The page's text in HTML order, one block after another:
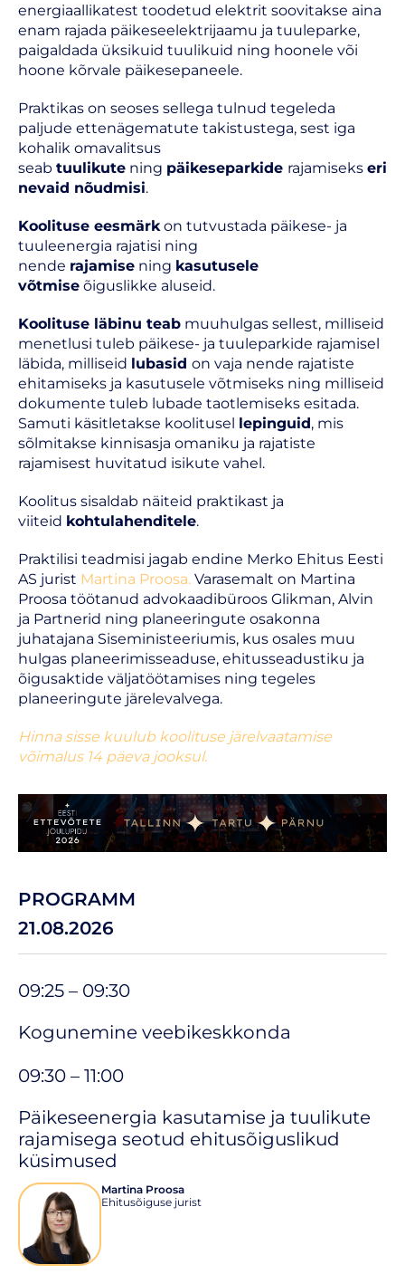
energiaallikatest toodetud elektrit soovitakse aina
enam rajada päikeseelektrijaamu ja tuuleparke,
paigaldada üksikuid tuulikuid ning hoonele või
hoone kõrvale päikesepaneele.
Praktikas on seoses sellega tulnud tegeleda
paljude ettenägematute takistustega, sest iga
kohalik omavalitsus
seab tuulikute ning päikeseparkide rajamiseks eri
nevaid nõudmisi.
Koolituse eesmärkon tutvustada päikese- ja
tuuleenergia rajatisi ning
nende rajamise ning kasutusele
võtmise õiguslikke aluseid.
Koolituse läbinu teab muuhulgas sellest, milliseid
menetlusi tuleb päikese- ja tuuleparkide rajamisel
läbida, milliseid lubasid on vaja nende rajatiste
ehitamiseks ja kasutusele võtmiseks ning milliseid
dokumente tuleb lubade taotlemiseks esitada.
Samuti käsitletakse koolitusel lepinguid, mis
sõlmitakse kinnisasja omaniku ja rajatiste
rajamisest huvitatud isikute vahel.
Koolitus sisaldab näiteid praktikast ja
viiteid kohtulahenditele.
Praktilisi teadmisi jagab endine Merko Ehitus Eesti
AS jurist Martina Proosa. Varasemalt on Martina
Proosa töötanud advokaadibüroos Glikman, Alvin
ja Partnerid ning planeeringute osakonna
juhatajana Siseministeeriumis, kus osales muu
hulgas planeerimisseaduse, ehitusseadustiku ja
õigusaktide väljatöötamises ning tegeles
planeeringute järelevalvega.
Hinna sisse kuulub koolituse järelvaatamise
võimalus 14 päeva jooksul.
PROGRAMM
21.08.2026
09:25 – 09:30
Kogunemine veebikeskkonda
09:30 – 11:00
Päikeseenergia kasutamise ja tuulikute
rajamisega seotud ehitusõiguslikud
küsimused
Martina Proosa
Ehitusõiguse jurist